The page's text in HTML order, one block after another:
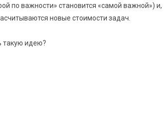
по важности» становится «самой важной») и,
новые стоимости задач.
такую идею?